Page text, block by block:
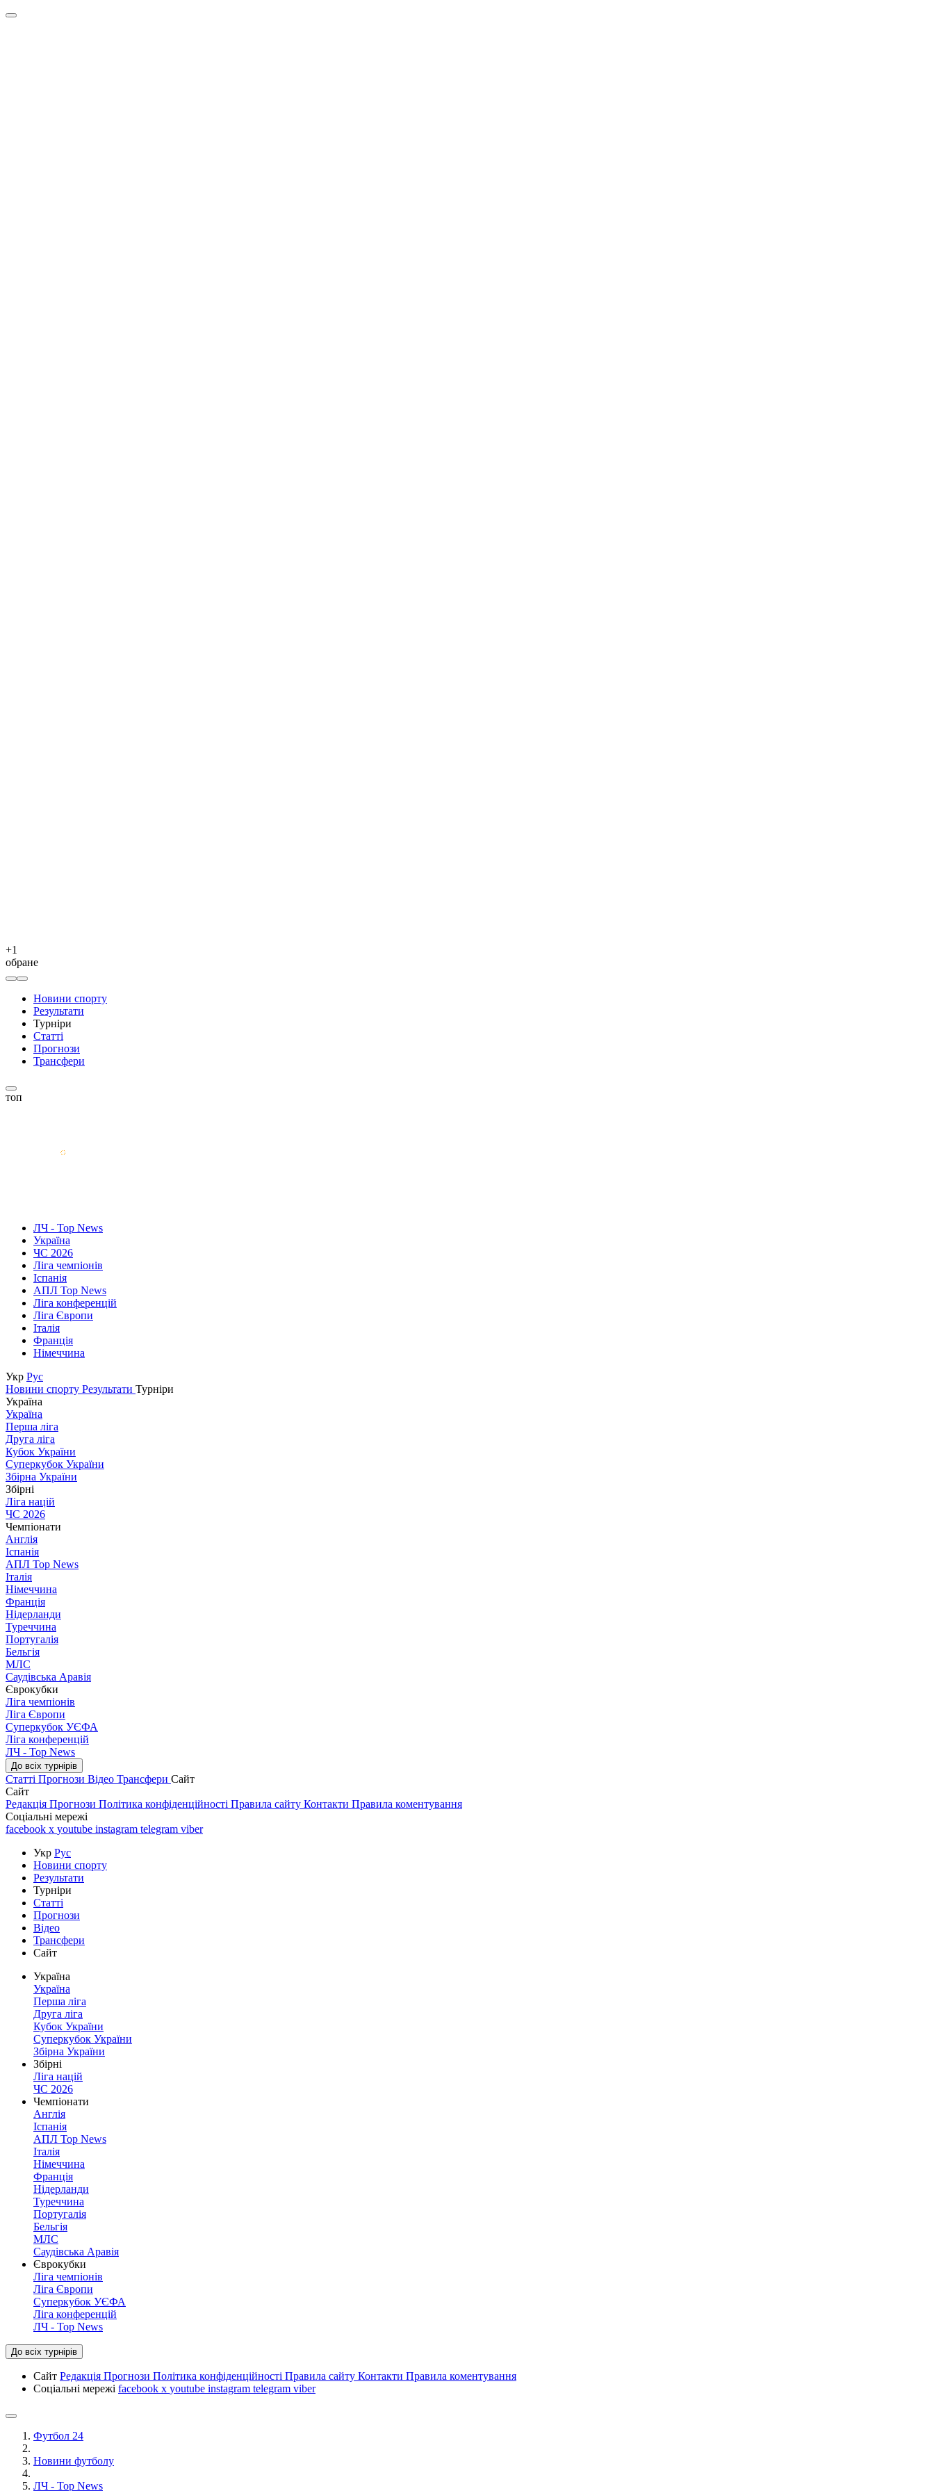
+1
обране
Новини спорту
Результати
Турніри
Статті
Прогнози
Трансфери
топ
ЛЧ - Top News
Україна
ЧС 2026
Ліга чемпіонів
Іспанія
АПЛ Top News
Ліга конференцій
Ліга Європи
Італія
Франція
Німеччина
Укр Рус
Новини спорту Результати Турніри
Україна
Україна
Перша ліга
Друга ліга
Кубок України
Суперкубок України
Збірна України
Збірні
Ліга націй
ЧС 2026
Чемпіонати
Англія
Іспанія
АПЛ Top News
Італія
Німеччина
Франція
Нідерланди
Туреччина
Португалія
Бельгія
МЛС
Саудівська Аравія
Єврокубки
Ліга чемпіонів
Ліга Європи
Суперкубок УЄФА
Ліга конференцій
ЛЧ - Top News
До всіх турнірів
Статті Прогнози Відео Трансфери Сайт
Сайт
Редакція Прогнози Політика конфіденційності Правила сайту Контакти Правила коментування
Соціальні мережі
facebook x youtube instagram telegram viber
Укр Рус
Новини спорту
Результати
Турніри
Статті
Прогнози
Відео
Трансфери
Сайт
Україна
Україна
Перша ліга
Друга ліга
Кубок України
Суперкубок України
Збірна України
Збірні
Ліга націй
ЧС 2026
Чемпіонати
Англія
Іспанія
АПЛ Top News
Італія
Німеччина
Франція
Нідерланди
Туреччина
Португалія
Бельгія
МЛС
Саудівська Аравія
Єврокубки
Ліга чемпіонів
Ліга Європи
Суперкубок УЄФА
Ліга конференцій
ЛЧ - Top News
До всіх турнірів
Сайт Редакція Прогнози Політика конфіденційності Правила сайту Контакти Правила коментування
Соціальні мережі facebook x youtube instagram telegram viber
Футбол 24
Новини футболу
ЛЧ - Top News